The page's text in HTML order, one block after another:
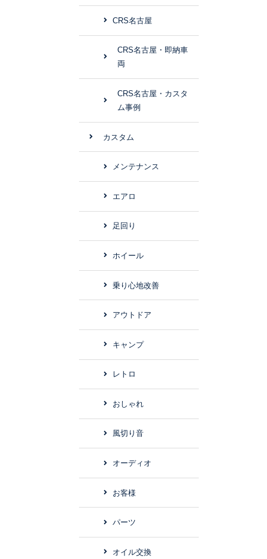
CRS名古屋
CRS名古屋・即納車
両
CRS名古屋・カスタ
ム事例
カスタム
メンテナンス
エアロ
足回り
ホイール
乗り心地改善
アウトドア
キャンプ
レトロ
おしゃれ
風切り音
オーディオ
お客様
パーツ
オイル交換